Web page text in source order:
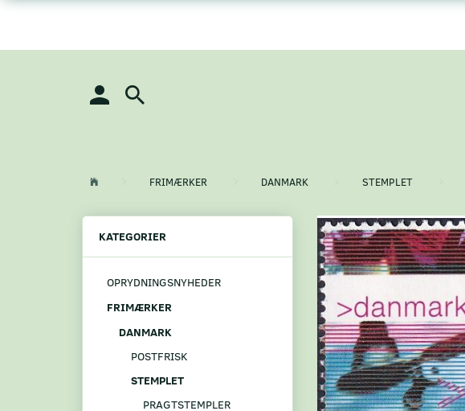
FRIMÆRKER DANMARK STEMPLET
KATEGORIER
OPRYDNINGSNYHEDER
FRIMÆRKER
DANMARK
POSTFRISK
STEMPLET
PRAGTSTEMPLER